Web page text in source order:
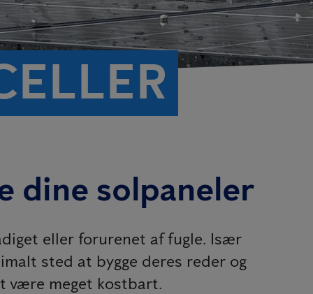
dine solpaneler
eller forurenet af fugle. Især
sted at bygge deres reder og
være meget kostbart.